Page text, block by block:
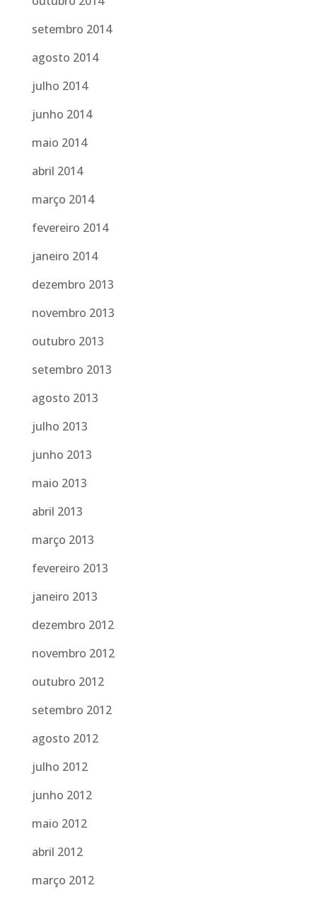
setembro 2014
agosto 2014
julho 2014
junho 2014
maio 2014
abril 2014
março 2014
fevereiro 2014
janeiro 2014
dezembro 2013
novembro 2013
outubro 2013
setembro 2013
agosto 2013
julho 2013
junho 2013
maio 2013
abril 2013
março 2013
fevereiro 2013
janeiro 2013
dezembro 2012
novembro 2012
outubro 2012
setembro 2012
agosto 2012
julho 2012
junho 2012
maio 2012
abril 2012
março 2012